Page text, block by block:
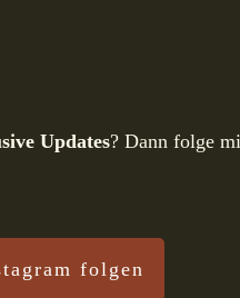
Updates? Dann folge
folgen